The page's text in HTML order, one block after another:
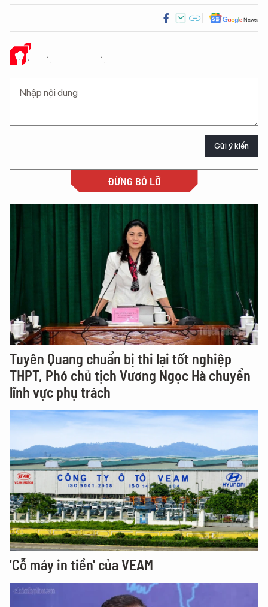
Ý KIẾN CỦA BẠN
Gửi ý kiến
ĐỪNG BỎ LỠ
Tuyên Quang chuẩn bị thi lại tốt nghiệp
THPT, Phó chủ tịch Vương Ngọc Hà chuyển
lĩnh vực phụ trách
'Cỗ máy in tiền' của VEAM